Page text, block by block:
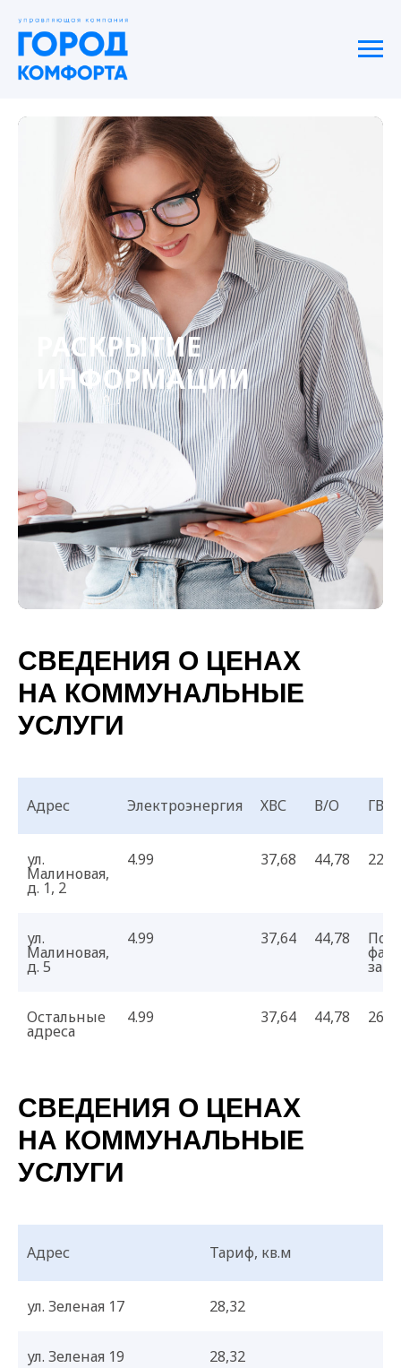
РАСКРЫТИЕ
ИНФОРМАЦИИ
СВЕДЕНИЯ О ЦЕНАХ
НА КОММУНАЛЬНЫЕ
УСЛУГИ
Адрес Электроэнергия ХВС В/О ГВС
ул.
Малиновая,
д. 1, 2
4.99 37,68 44,78
ул.
Малиновая,
д. 5
4.99 37,64 44,78 По
Остальные
адреса
4.99 37,64 44,78
СВЕДЕНИЯ О ЦЕНАХ
НА КОММУНАЛЬНЫЕ
УСЛУГИ
Адрес Тариф, кв.м
ул. Зеленая 17 28,32
ул. Зеленая 19 28,32